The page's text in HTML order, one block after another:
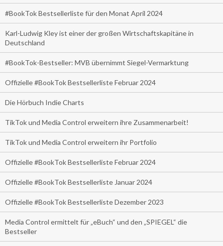
#BookTok Bestsellerliste für den Monat April 2024
Karl-Ludwig Kley ist einer der großen Wirtschaftskapitäne in
Deutschland
#BookTok-Bestseller: MVB übernimmt Siegel-Vermarktung
Offizielle #BookTok Bestsellerliste Februar 2024
Die Hörbuch Indie Charts
TikTok und Media Control erweitern ihre Zusammenarbeit!
TikTok und Media Control erweitern ihr Portfolio
Offizielle #BookTok Bestsellerliste Februar 2024
Offizielle #BookTok Bestsellerliste Januar 2024
Offizielle #BookTok Bestsellerliste Dezember 2023
Media Control ermittelt für „eBuch“ und den „SPIEGEL“ die
Bestseller